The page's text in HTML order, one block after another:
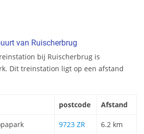
van Ruischerbrug
bij Ruischerbrug is
Dit treinstation ligt op een afstand
postcode Afstand
9723 ZR 6.2 km